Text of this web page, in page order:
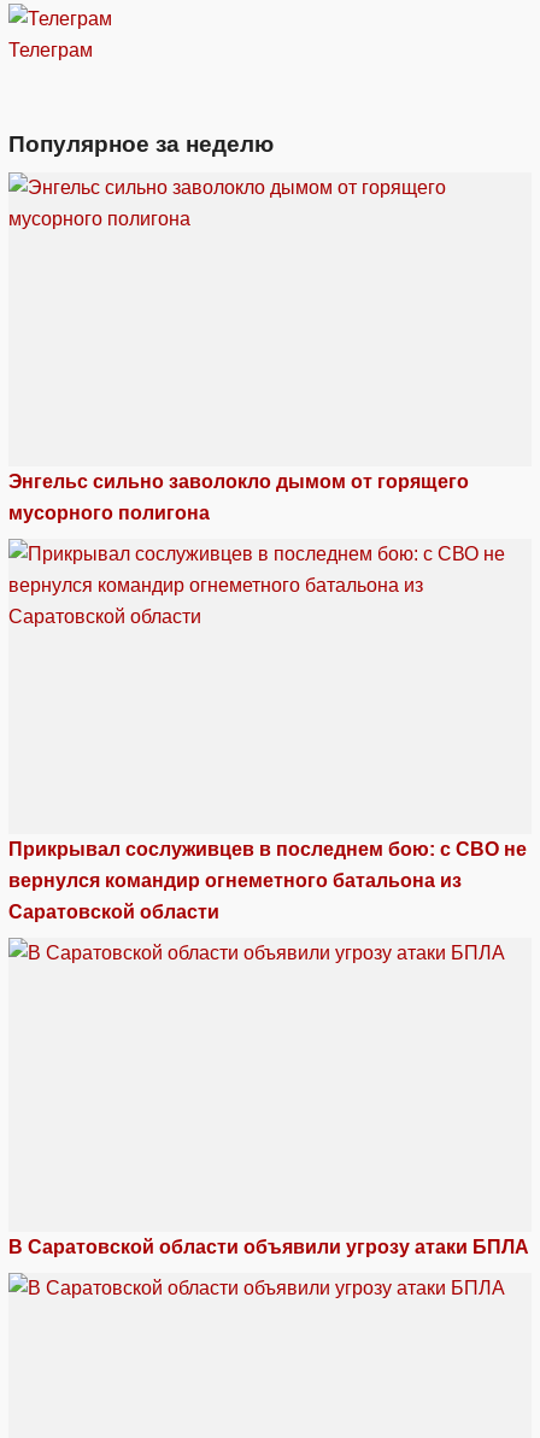
Телеграм
Популярное за неделю
Энгельс сильно заволокло дымом от горящего
мусорного полигона
Прикрывал сослуживцев в последнем бою: с СВО не
вернулся командир огнеметного батальона из
Саратовской области
В Саратовской области объявили угрозу атаки БПЛА